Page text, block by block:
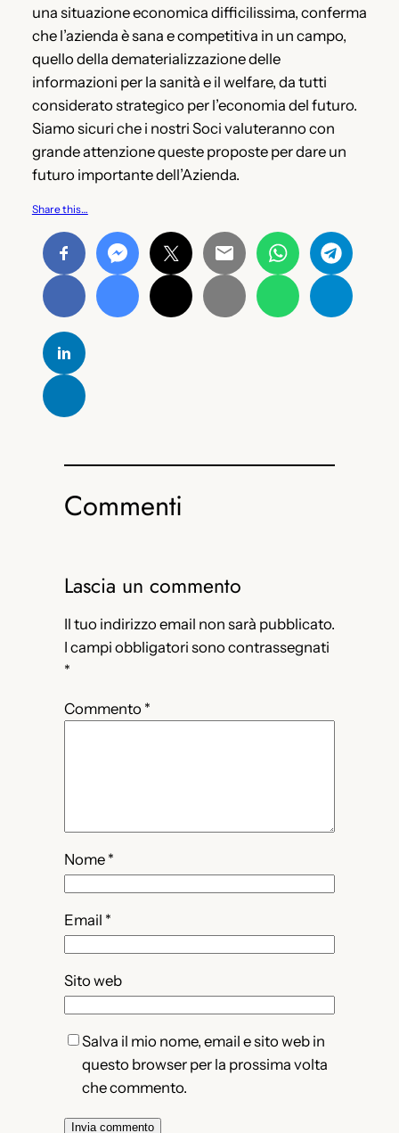
una situazione economica difficilissima, conferma
che l’azienda è sana e competitiva in un campo,
quello della dematerializzazione delle
informazioni per la sanità e il welfare, da tutti
considerato strategico per l’economia del futuro.
Siamo sicuri che i nostri Soci valuteranno con
grande attenzione queste proposte per dare un
futuro importante dell’Azienda.
Share this…
Commenti
Lascia un commento
Il tuo indirizzo email non sarà pubblicato.
I campi obbligatori sono contrassegnati
*
Commento *
Nome *
Email *
Sito web
Salva il mio nome, email e sito web in
questo browser per la prossima volta
che commento.